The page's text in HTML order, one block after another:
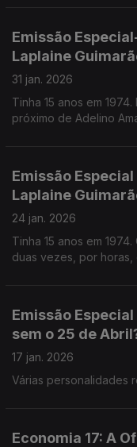
Emissão
Laplaine
31 jan. 2026
Tinha 15 anos em
próximo de Adelino
Emissão
Laplaine
24 jan. 2026
Tinha 15 anos em
duas vezes, por
Emissão
sem o 25 de
17 jan. 2026
Várias personalidades
Economia 17: A